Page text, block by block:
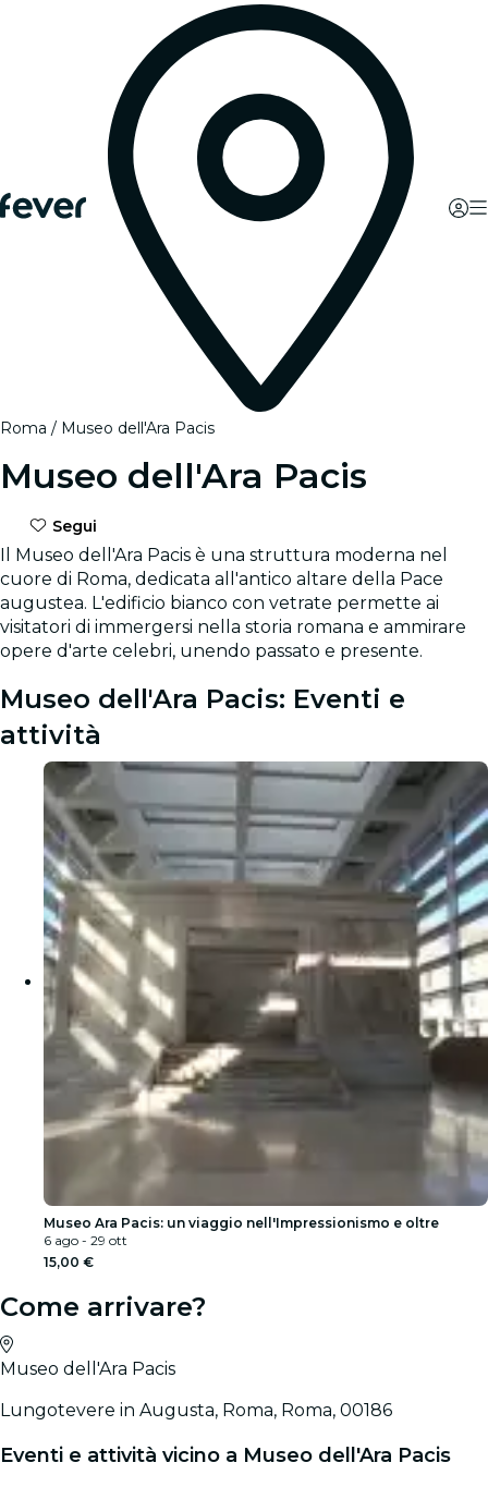
Roma Museo dell'Ara Pacis
Museo dell'Ara Pacis
Segui
Il Museo dell'Ara Pacis è una struttura moderna nel
cuore di Roma, dedicata all'antico altare della Pace
augustea. L'edificio bianco con vetrate permette ai
visitatori di immergersi nella storia romana e ammirare
opere d'arte celebri, unendo passato e presente.
Museo dell'Ara Pacis: Eventi e
attività
Museo Ara Pacis: un viaggio nell'Impressionismo e oltre
6 ago - 29 ott
15,00 €
Come arrivare?
Museo dell'Ara Pacis
Lungotevere in Augusta, Roma, Roma, 00186
Eventi e attività vicino a Museo dell'Ara Pacis